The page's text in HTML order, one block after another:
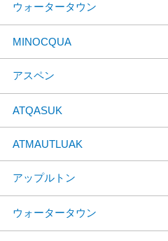
ウォータータウン
MINOCQUA
アスペン
ATQASUK
ATMAUTLUAK
アップルトン
ウォータータウン